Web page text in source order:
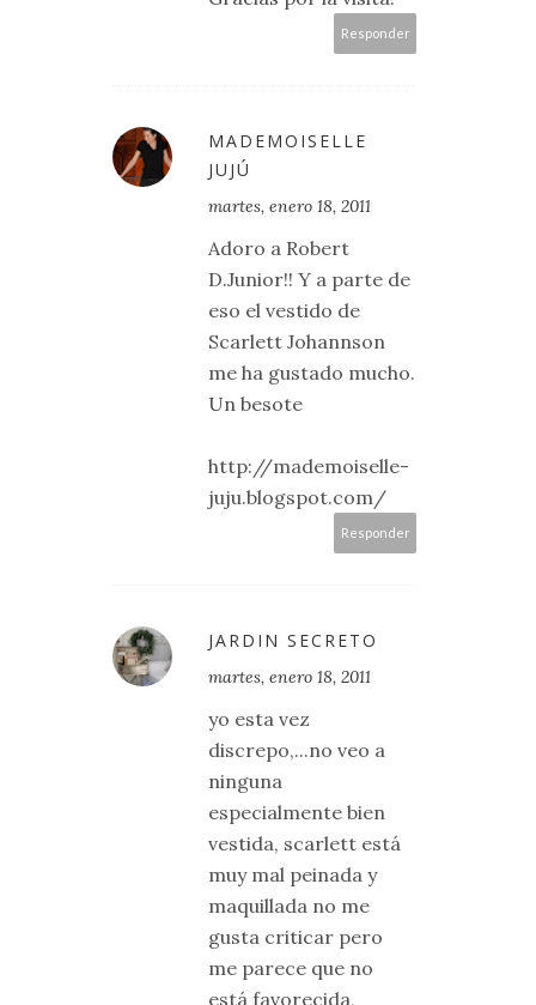
Responder
MADEMOISELLE
JUJÚ
martes, enero 18, 2011
Adoro a Robert
D.Junior!! Y a parte de
eso el vestido de
Scarlett Johannson
me ha gustado mucho.
Un besote
http://mademoiselle-
juju.blogspot.com/
Responder
JARDIN SECRETO
martes, enero 18, 2011
yo esta vez
discrepo,...no veo a
ninguna
especialmente bien
vestida, scarlett está
muy mal peinada y
maquillada no me
gusta criticar pero
me parece que no
está favorecida,